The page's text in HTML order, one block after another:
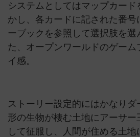
システムとしてはマップカー
かし、各カードに記された番号
ーブックを参照して選択肢を選
た、オープンワールドのゲーム
イ感。
ストーリー設定的にはかなり
形の生物が棲む土地にアーサー
して征服し、人間が住める土